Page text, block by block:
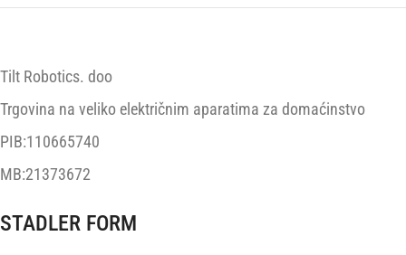
Tilt Robotics. doo
Trgovina na veliko električnim aparatima za domaćinstvo
PIB:110665740
MB:21373672
STADLER FORM